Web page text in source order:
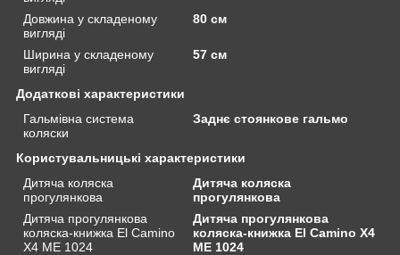
Довжина у складеному
вигляді
80 см
Ширина у складеному
вигляді
57 см
Додаткові характеристики
Гальмівна система
коляски
Заднє стоянкове гальмо
Користувальницькі характеристики
Дитяча коляска
прогулянкова
Дитяча коляска
прогулянкова
Дитяча прогулянкова
коляска-книжка El Camino
X4 ME 1024
Дитяча прогулянкова
коляска-книжка El Camino X4
ME 1024